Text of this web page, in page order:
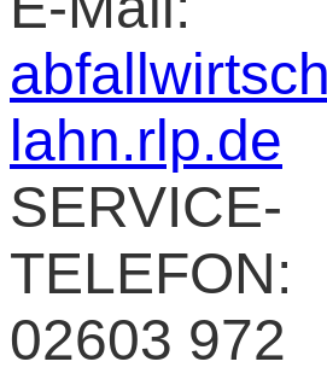
lahn.rlp.de
SERVICE-
TELEFON:
02603 972